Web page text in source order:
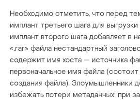
Необходимо отметить, что перед
имплант третьего шага для
имплант второго шага добавляет в
«.rar» файла нестандартный
содержит имя хоста — источника
первоначальное имя файла
создания файла). Злоумышленники
избежать потери метаданных: при